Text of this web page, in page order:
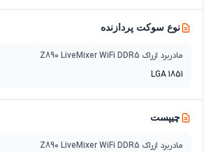
نوع سوکت پردازنده
مادربرد ازراک Z890 LiveMixer WiFi DDR5
LGA 1851
چیپست
مادربرد ازراک Z890 LiveMixer WiFi DDR5